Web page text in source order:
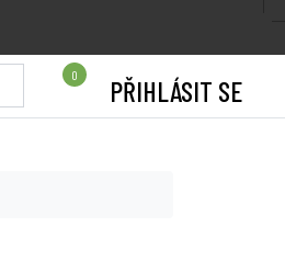
0 PŘIHLÁSIT SE